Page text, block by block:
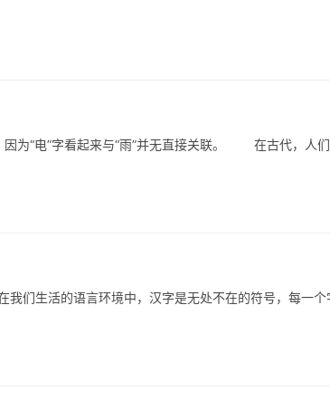
“电”字看起来与“雨”并无直接关联。 在古代，人
生活的语言环境中，汉字是无处不在的符号，每一个